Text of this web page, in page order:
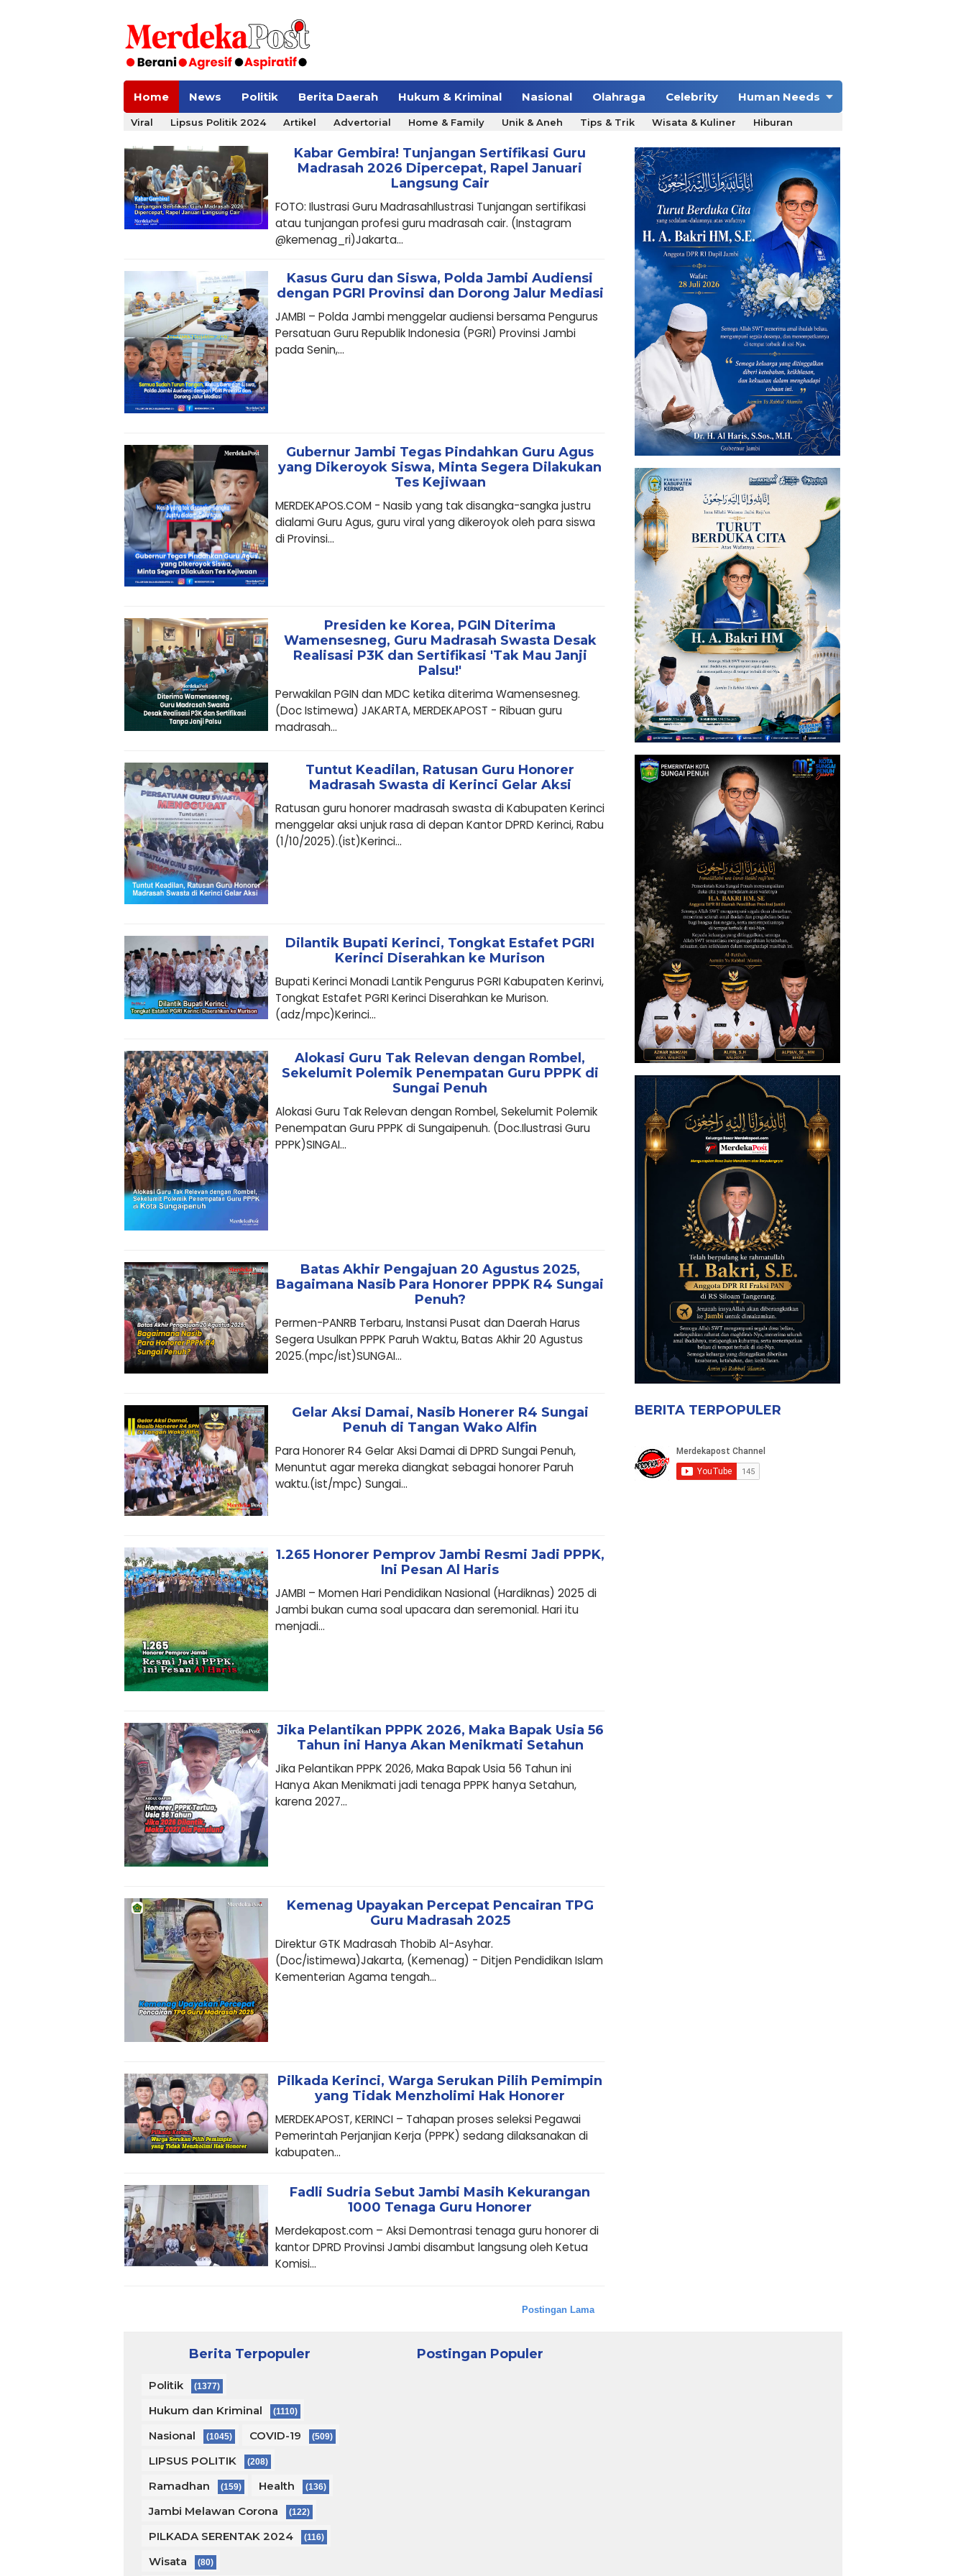
Home News Politik Berita Daerah Hukum & Kriminal Nasional Olahraga Celebrity Human Needs
Viral Lipsus Politik 2024 Artikel Advertorial Home & Family Unik & Aneh Tips & Trik Wisata & Kuliner Hiburan
Kabar Gembira! Tunjangan Sertifikasi Guru
Madrasah 2026 Dipercepat, Rapel Januari
Langsung Cair
FOTO: Ilustrasi Guru MadrasahIlustrasi Tunjangan sertifikasi
atau tunjangan profesi guru madrasah cair. (Instagram
@kemenag_ri)Jakarta...
Kasus Guru dan Siswa, Polda Jambi Audiensi
dengan PGRI Provinsi dan Dorong Jalur Mediasi
JAMBI – Polda Jambi menggelar audiensi bersama Pengurus
Persatuan Guru Republik Indonesia (PGRI) Provinsi Jambi
pada Senin,...
Gubernur Jambi Tegas Pindahkan Guru Agus
yang Dikeroyok Siswa, Minta Segera Dilakukan
Tes Kejiwaan
MERDEKAPOS.COM - Nasib yang tak disangka-sangka justru
dialami Guru Agus, guru viral yang dikeroyok oleh para siswa
di Provinsi...
Presiden ke Korea, PGIN Diterima
Wamensesneg, Guru Madrasah Swasta Desak
Realisasi P3K dan Sertifikasi 'Tak Mau Janji
Palsu!'
Perwakilan PGIN dan MDC ketika diterima Wamensesneg.
(Doc Istimewa) JAKARTA, MERDEKAPOST - Ribuan guru
madrasah...
Tuntut Keadilan, Ratusan Guru Honorer
Madrasah Swasta di Kerinci Gelar Aksi
Ratusan guru honorer madrasah swasta di Kabupaten Kerinci
menggelar aksi unjuk rasa di depan Kantor DPRD Kerinci, Rabu
(1/10/2025).(ist)Kerinci...
Dilantik Bupati Kerinci, Tongkat Estafet PGRI
Kerinci Diserahkan ke Murison
Bupati Kerinci Monadi Lantik Pengurus PGRI Kabupaten Kerinvi,
Tongkat Estafet PGRI Kerinci Diserahkan ke Murison.
(adz/mpc)Kerinci...
Alokasi Guru Tak Relevan dengan Rombel,
Sekelumit Polemik Penempatan Guru PPPK di
Sungai Penuh
Alokasi Guru Tak Relevan dengan Rombel, Sekelumit Polemik
Penempatan Guru PPPK di Sungaipenuh. (Doc.Ilustrasi Guru
PPPK)SINGAI...
Batas Akhir Pengajuan 20 Agustus 2025,
Bagaimana Nasib Para Honorer PPPK R4 Sungai
Penuh?
Permen-PANRB Terbaru, Instansi Pusat dan Daerah Harus
Segera Usulkan PPPK Paruh Waktu, Batas Akhir 20 Agustus
2025.(mpc/ist)SUNGAI...
Gelar Aksi Damai, Nasib Honerer R4 Sungai
Penuh di Tangan Wako Alfin
Para Honorer R4 Gelar Aksi Damai di DPRD Sungai Penuh,
Menuntut agar mereka diangkat sebagai honorer Paruh
waktu.(ist/mpc) Sungai...
1.265 Honorer Pemprov Jambi Resmi Jadi PPPK,
Ini Pesan Al Haris
JAMBI – Momen Hari Pendidikan Nasional (Hardiknas) 2025 di
Jambi bukan cuma soal upacara dan seremonial. Hari itu
menjadi...
Jika Pelantikan PPPK 2026, Maka Bapak Usia 56
Tahun ini Hanya Akan Menikmati Setahun
Jika Pelantikan PPPK 2026, Maka Bapak Usia 56 Tahun ini
Hanya Akan Menikmati jadi tenaga PPPK hanya Setahun,
karena 2027...
Kemenag Upayakan Percepat Pencairan TPG
Guru Madrasah 2025
Direktur GTK Madrasah Thobib Al-Asyhar.
(Doc/istimewa)Jakarta, (Kemenag) - Ditjen Pendidikan Islam
Kementerian Agama tengah...
Pilkada Kerinci, Warga Serukan Pilih Pemimpin
yang Tidak Menzholimi Hak Honorer
MERDEKAPOST, KERINCI – Tahapan proses seleksi Pegawai
Pemerintah Perjanjian Kerja (PPPK) sedang dilaksanakan di
kabupaten...
Fadli Sudria Sebut Jambi Masih Kekurangan
1000 Tenaga Guru Honorer
Merdekapost.com – Aksi Demontrasi tenaga guru honorer di
kantor DPRD Provinsi Jambi disambut langsung oleh Ketua
Komisi...
Postingan Lama
BERITA TERPOPULER
Berita Terpopuler
Politik (1377)
Hukum dan Kriminal (1110)
Nasional (1045) COVID-19 (509)
LIPSUS POLITIK (208)
Ramadhan (159) Health (136)
Jambi Melawan Corona (122)
PILKADA SERENTAK 2024 (116)
Wisata (80)
Postingan Populer